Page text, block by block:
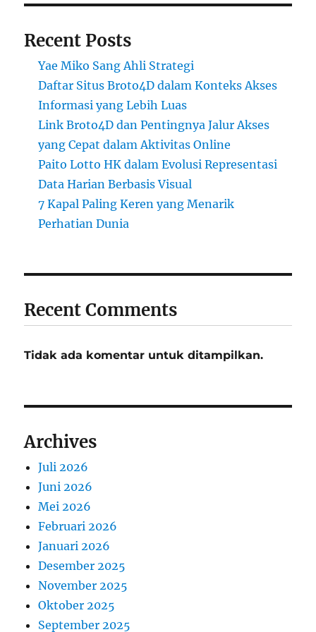
Recent Posts
Yae Miko Sang Ahli Strategi
Daftar Situs Broto4D dalam Konteks Akses
Informasi yang Lebih Luas
Link Broto4D dan Pentingnya Jalur Akses
yang Cepat dalam Aktivitas Online
Paito Lotto HK dalam Evolusi Representasi
Data Harian Berbasis Visual
7 Kapal Paling Keren yang Menarik
Perhatian Dunia
Recent Comments
Tidak ada komentar untuk ditampilkan.
Archives
Juli 2026
Juni 2026
Mei 2026
Februari 2026
Januari 2026
Desember 2025
November 2025
Oktober 2025
September 2025